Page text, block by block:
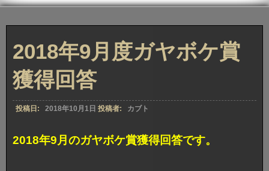
2018年9月度ガヤボケ賞
獲得回答
投稿日: 2018年10月1日 投稿者: カブト
2018年9月のガヤボケ賞獲得回答です。